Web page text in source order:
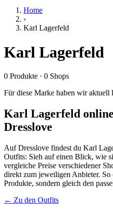
Home
›
Karl Lagerfeld
Karl Lagerfeld
0 Produkte · 0 Shops
Für diese Marke haben wir aktuell
Karl Lagerfeld
Dresslove
Auf Dresslove findest du Karl
Outfits: Sieh auf einen Blick, wie
vergleiche Preise verschiedener
direkt zum jeweiligen Anbieter.
Produkte, sondern gleich den
← Zu den Outfits